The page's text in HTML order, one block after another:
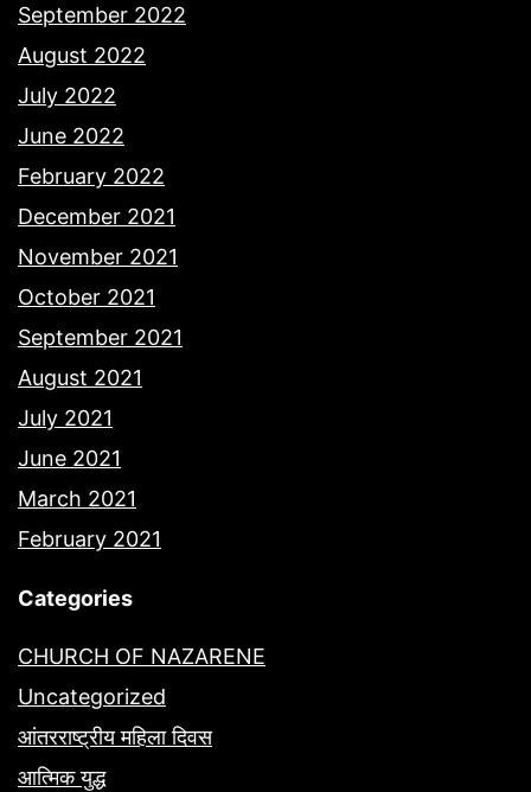
September 2022
August 2022
July 2022
June 2022
February 2022
December 2021
November 2021
October 2021
September 2021
August 2021
July 2021
June 2021
March 2021
February 2021
Categories
CHURCH OF NAZARENE
Uncategorized
आंतरराष्ट्रीय महिला दिवस
आत्मिक युद्ध